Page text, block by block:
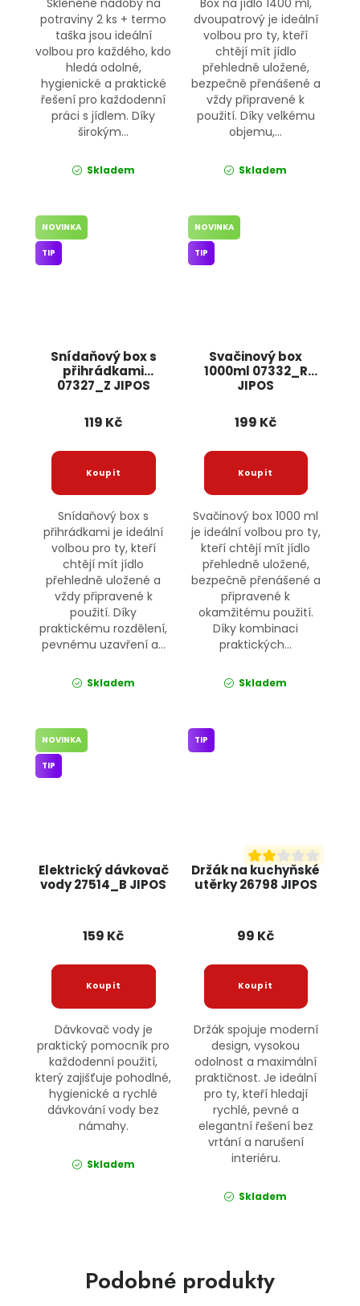
potraviny 2 ks + termo
taška jsou ideální
volbou pro každého, kdo
hledá odolné,
hygienické a praktické
řešení pro každodenní
práci s jídlem. Díky
širokým...
Skladem
dvoupatrový je ideální
volbou pro ty, kteří
chtějí mít jídlo
přehledně uložené,
bezpečně přenášené a
vždy připravené k
použití. Díky velkému
objemu,...
Skladem
Snídaňový box s
přihrádkami
07327_Z JIPOS
NOVINKA
TIP
119 Kč
Snídaňový box s
přihrádkami je ideální
volbou pro ty, kteří
chtějí mít jídlo
přehledně uložené a
vždy připravené k
použití. Díky
praktickému rozdělení,
pevnému uzavření a...
Skladem
Svačinový box
1000ml 07332_R
JIPOS
NOVINKA
TIP
199 Kč
Svačinový box 1000 ml
je ideální volbou pro ty,
kteří chtějí mít jídlo
přehledně uložené,
bezpečně přenášené a
připravené k
okamžitému použití.
Díky kombinaci
praktických...
Skladem
Elektrický dávkovač
vody 27514_B JIPOS
NOVINKA
TIP
159 Kč
Dávkovač vody je
praktický pomocník pro
každodenní použití,
který zajišťuje pohodlné,
hygienické a rychlé
dávkování vody bez
námahy.
Skladem
Držák na kuchyňské
utěrky 26798 JIPOS
TIP
99 Kč
Držák spojuje moderní
design, vysokou
odolnost a maximální
praktičnost. Je ideální
pro ty, kteří hledají
rychlé, pevné a
elegantní řešení bez
vrtání a narušení
interiéru.
Skladem
Podobné produkty